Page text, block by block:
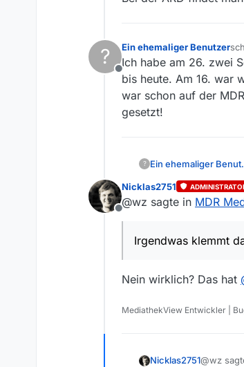
?
Offline
Ein ehemaliger Benutzer
Ich habe am 26. zwei
bis heute. Am 16. war
war schon auf der
gesetzt!
? Ein
Offline
Nicklas2751
@wz sagte in MDR
Irgendwas klemmt
Nein wirklich? Das hat
MediathekView Entwickler |
Nicklas2751@wz